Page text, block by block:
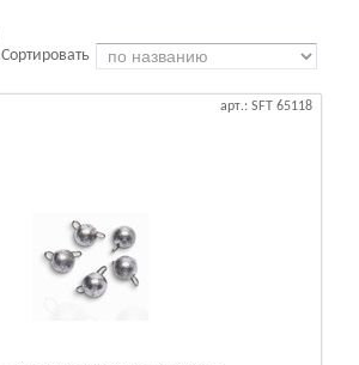
Сортировать
арт.: SFT 65118